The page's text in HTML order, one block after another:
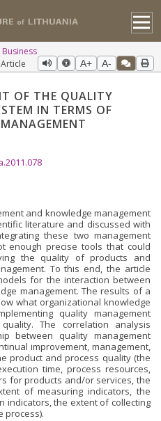
Article A+ A-
OF THE QUALITY
IN TERMS OF
and knowledge man­agement
literature and discussed with
these two management
enough precise tools that could
the quality of products and
To this end, the article
for the interaction between
management. The results of a
what organizational knowledge
quality management
The correlation analysis
between quality management
improvement, management,
product and process quality (the
time, process resources,
for products and/or services, the
of measuring indicators, the
indicators, the extent of collecting
process).